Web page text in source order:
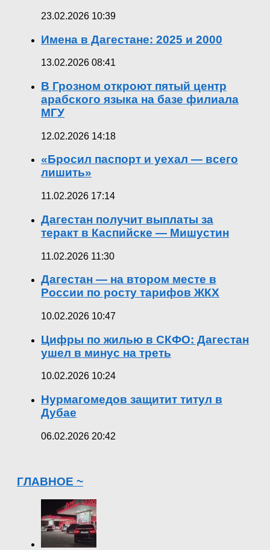
23.02.2026 10:39
Имена в Дагестане: 2025 и 2000
13.02.2026 08:41
В Грозном откроют пятый центр
арабского языка на базе филиала
МГУ
12.02.2026 14:18
«Бросил паспорт и уехал — всего
лишить»
11.02.2026 17:14
Дагестан получит выплаты за
теракт в Каспийске — Мишустин
11.02.2026 11:30
Дагестан — на втором месте в
России по росту тарифов ЖКХ
10.02.2026 10:47
Цифры по жилью в СКФО: Дагестан
ушел в минус на треть
10.02.2026 10:24
Нурмагомедов защитит титул в
Дубае
06.02.2026 20:42
ГЛАВНОЕ ~